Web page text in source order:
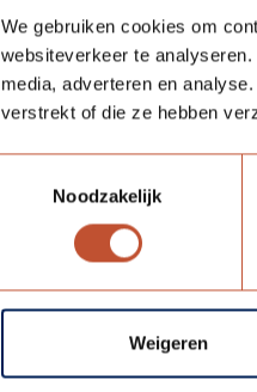
We gebruiken cookies om
websiteverkeer te
media, adverteren en
verstrekt of die ze hebben
Noodzakelijk
Weigeren